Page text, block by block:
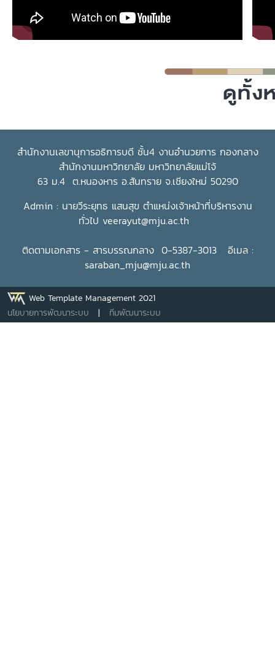
อุทิศตนตลอดเส้นทางการทำงานเพื่อยกระดับการศึกษา พัฒนา
ภาคการเกษตร เสริมสร้างความเข้มแข็งของชุมชน และขยายเครือ
ข่ายความร่วมมือในระดับนานาชาติ อันนำมาซึ่งการยอมรับในระดับ
สำนักงานเลขานุการอธิการบดี ชั้น4 งานอำนวยการ กองกลาง
สำนักงานมหาวิทยาลัย มหาวิทยาลัยแม่โจ้
63 ม.4 ต.หนองหาร อ.สันทราย จ.เชียงใหม่ 50290
Admin : นายวีระยุทธ แสนสุข ตำแหน่งเจ้าหน้าที่บริหารงาน
ทั่วไป veerayut@mju.ac.th
ติดตามเอกสาร - สารบรรณกลาง 0-5387-3013 อีเมล :
saraban_mju@mju.ac.th
Web Template Management 2021
นโยบายการพัฒนาระบบ | ทีมพัฒนาระบบ